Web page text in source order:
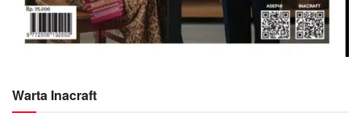
Warta Inacraft